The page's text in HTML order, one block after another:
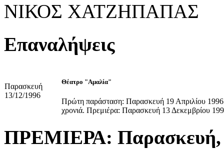
ΝΙΚΟΣ ΧΑΤΖΗΠΑΠΑΣ
Επαναλήψεις
Παρασκευή
13/12/1996
Θέατρο "Αμαλία"
Πρώτη παράσταση: Παρασκευή 19 Απριλίου
χρονιά. Πρεμιέρα: Παρασκευή 13 Δεκεμβρίου
ΠΡΕΜΙΕΡΑ: Παρασκευή,